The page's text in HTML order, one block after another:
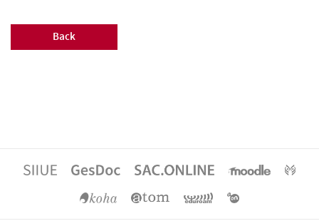
Back